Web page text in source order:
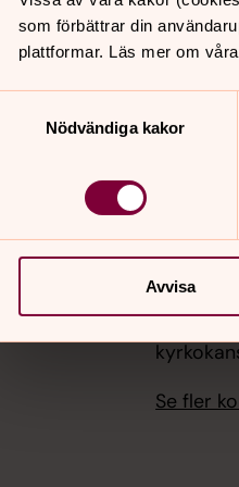
som förbättrar din
plattformar. Läs mer om
Nödvändiga kakor
Avvisa
18
Se fler